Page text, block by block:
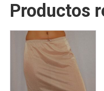
Productos
producto
múltiples
variantes.